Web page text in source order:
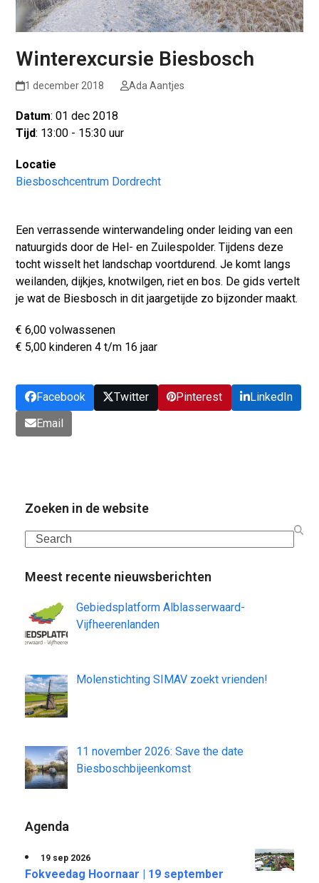
Winterexcursie Biesbosch
1 december 2018 Ada Aantjes
Datum: 01 dec 2018
Tijd: 13:00 - 15:30 uur
Locatie
Biesboschcentrum Dordrecht
Een verrassende winterwandeling onder leiding van een
natuurgids door de Hel- en Zuilespolder. Tijdens deze
tocht wisselt het landschap voortdurend. Je komt langs
weilanden, dijkjes, knotwilgen, riet en bos. De gids vertelt
je wat de Biesbosch in dit jaargetijde zo bijzonder maakt.
€ 6,00 volwassenen
€ 5,00 kinderen 4 t/m 16 jaar
Facebook Twitter Pinterest
LinkedIn
Email
Zoeken in de website
Search
Meest recente nieuwsberichten
Gebiedsplatform Alblasserwaard-
Vijfheerenlanden
Molenstichting SIMAV zoekt vrienden!
11 november 2026: Save the date
Biesboschbijeenkomst
Agenda
19 sep 2026
Fokveedag Hoornaar | 19 september